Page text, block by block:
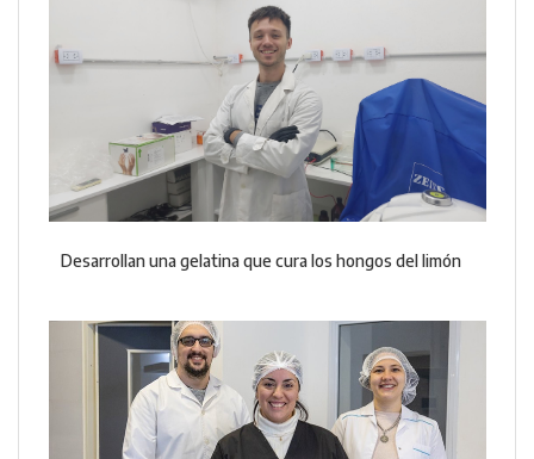
Desarrollan una gelatina que cura los hongos del limón